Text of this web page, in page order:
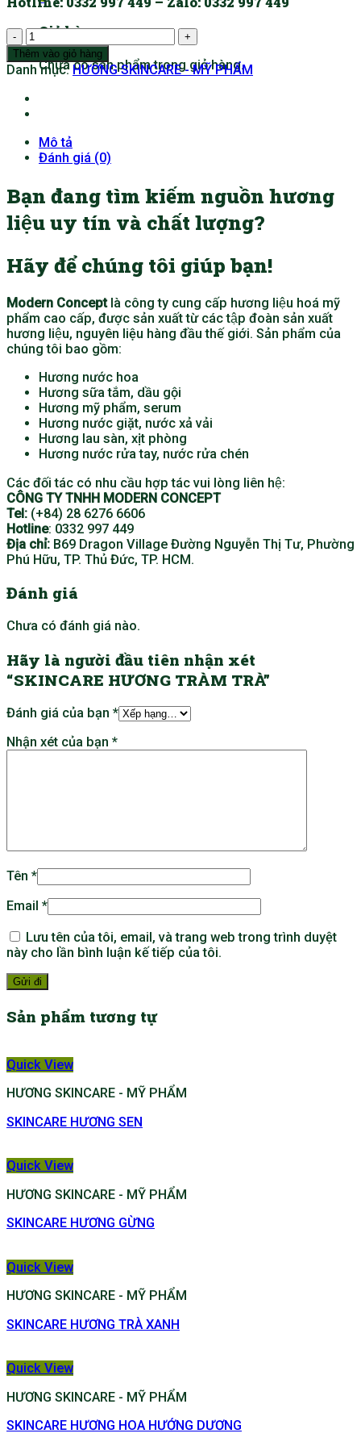
Giỏ hàng
Chưa có sản phẩm trong giỏ hàng.
SKINCARE
HƯƠNG
TRÀM
số
lượng
Thêm vào giỏ hàng
Danh mục: HƯƠNG SKINCARE - MỸ PHẨM
Mô tả
Đánh giá (0)
Bạn đang tìm kiếm nguồn hương
liệu uy tín và chất lượng?
Hãy để chúng tôi giúp bạn!
Modern Conceptlà công ty cung cấp hương liệu hoá mỹ
phẩm cao cấp, được sản xuất từ các tập đoàn sản xuất
hương liệu, nguyên liệu hàng đầu thế giới. Sản phẩm của
chúng tôi bao gồm:
Hương nước hoa
Hương sữa tắm, dầu gội
Hương mỹ phẩm, serum
Hương nước giặt, nước xả vải
Hương lau sàn, xịt phòng
Hương nước rửa tay, nước rửa chén
Các đối tác có nhu cầu hợp tác vui lòng liên hệ:
CÔNG TY TNHH MODERN CONCEPT
Tel: (+84) 28 6276 6606
Hotline: 0332 997 449
Địa chỉ: B69 Dragon Village Đường Nguyễn Thị Tư, Phường
Phú Hữu, TP. Thủ Đức, TP. HCM.
Đánh giá
Chưa có đánh giá nào.
Hãy là người đầu tiên nhận xét
“SKINCARE HƯƠNG TRÀM TRÀ”
Đánh giá của bạn *
Nhận xét của bạn *
Tên *
Email *
Lưu tên của tôi, email, và trang web trong trình duyệt
này cho lần bình luận kế tiếp của tôi.
Sản phẩm tương tự
Quick View
HƯƠNG SKINCARE - MỸ PHẨM
SKINCARE HƯƠNG SEN
Quick View
HƯƠNG SKINCARE - MỸ PHẨM
SKINCARE HƯƠNG GỪNG
Quick View
HƯƠNG SKINCARE - MỸ PHẨM
SKINCARE HƯƠNG TRÀ XANH
Quick View
HƯƠNG SKINCARE - MỸ PHẨM
SKINCARE HƯƠNG HOA HƯỚNG DƯƠNG